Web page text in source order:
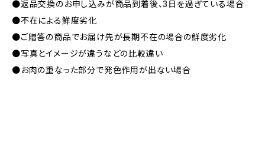
●返品交換のお申し込みが商品到着後、3日を過ぎている場合
●不在による鮮度劣化
●ご贈答の商品でお届け先が長期不在の場合の鮮度劣化
●写真とイメージが違うなどの比較違い
●お肉の重なった部分で発色作用が出ない場合